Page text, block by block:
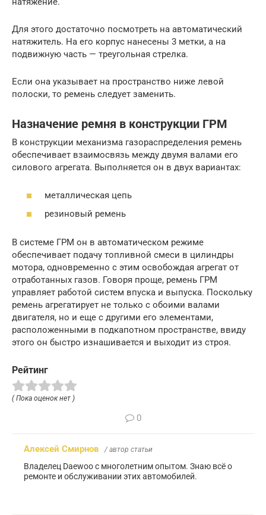
Для этого достаточно посмотреть на автоматический
натяжитель. На его корпус нанесены 3 метки, а на
подвижную часть — треугольная стрелка.
Если она указывает на пространство ниже левой
полоски, то ремень следует заменить.
Назначение ремня в конструкции ГРМ
В конструкции механизма газораспределения ремень
обеспечивает взаимосвязь между двумя валами его
силового агрегата. Выполняется он в двух вариантах:
металлическая цепь
резиновый ремень
В системе ГРМ он в автоматическом режиме
обеспечивает подачу топливной смеси в цилиндры
мотора, одновременно с этим освобождая агрегат от
отработанных газов. Говоря проще, ремень ГРМ
управляет работой систем впуска и выпуска. Поскольку
ремень агрегатирует не только с обоими валами
двигателя, но и еще с другими его элементами,
расположенными в подкапотном пространстве, ввиду
этого он быстро изнашивается и выходит из строя.
Рейтинг
( Пока оценок нет )
0
Алексей Смирнов / автор статьи
Владелец Daewoo с многолетним опытом. Знаю всё о
ремонте и обслуживании этих автомобилей.